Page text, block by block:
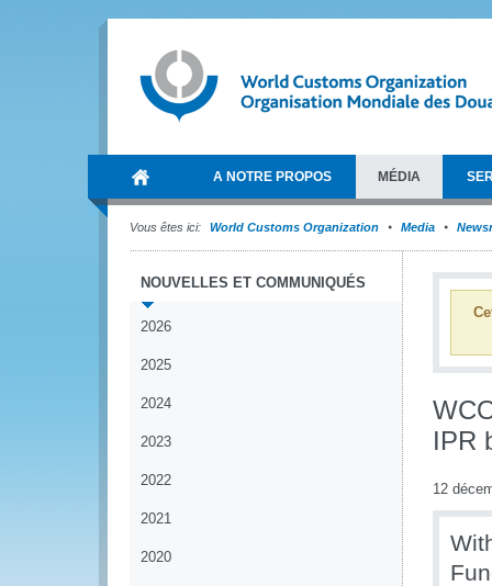
A NOTRE PROPOS MÉDIA
Vous êtes ici: World Customs Organization Media
NOUVELLES ET COMMUNIQUÉS
2026
2025
2024
2023
2022
2021
2020
IPR
12